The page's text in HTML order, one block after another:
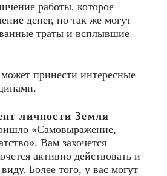
работы, которое
денег, но так же могут
траты и всплывшие
принести интересные
личности Земля
«Самовыражение,
Вам захочется
активно действовать и
Более того, у вас могут